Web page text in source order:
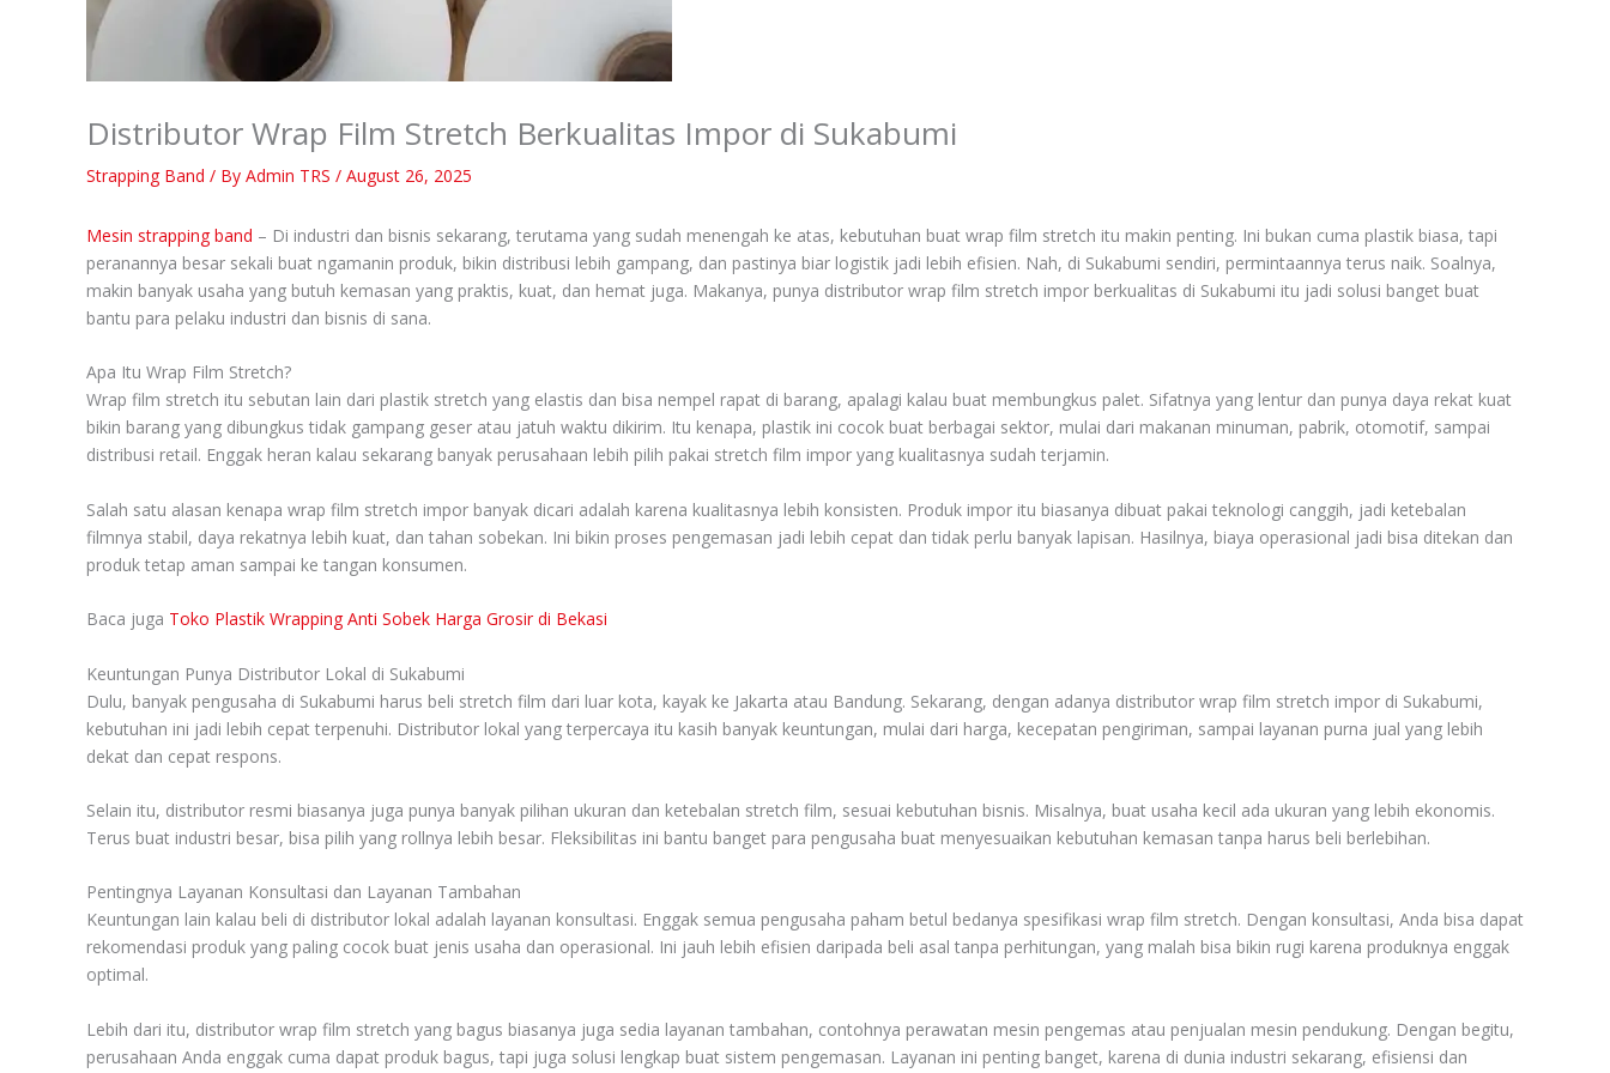
Distributor Wrap Film Stretch Berkualitas Impor di Sukabumi
Strapping Band / By Admin TRS / August 26, 2025
Mesin strapping band – Di industri dan bisnis sekarang, terutama yang sudah menengah ke atas, kebutuhan buat wrap film stretch itu makin penting. Ini bukan cuma plastik biasa, tapi
peranannya besar sekali buat ngamanin produk, bikin distribusi lebih gampang, dan pastinya biar logistik jadi lebih efisien. Nah, di Sukabumi sendiri, permintaannya terus naik. Soalnya,
makin banyak usaha yang butuh kemasan yang praktis, kuat, dan hemat juga. Makanya, punya distributor wrap film stretch impor berkualitas di Sukabumi itu jadi solusi banget buat
bantu para pelaku industri dan bisnis di sana.
Apa Itu Wrap Film Stretch?
Wrap film stretch itu sebutan lain dari plastik stretch yang elastis dan bisa nempel rapat di barang, apalagi kalau buat membungkus palet. Sifatnya yang lentur dan punya daya rekat kuat
bikin barang yang dibungkus tidak gampang geser atau jatuh waktu dikirim. Itu kenapa, plastik ini cocok buat berbagai sektor, mulai dari makanan minuman, pabrik, otomotif, sampai
distribusi retail. Enggak heran kalau sekarang banyak perusahaan lebih pilih pakai stretch film impor yang kualitasnya sudah terjamin.
Salah satu alasan kenapa wrap film stretch impor banyak dicari adalah karena kualitasnya lebih konsisten. Produk impor itu biasanya dibuat pakai teknologi canggih, jadi ketebalan
filmnya stabil, daya rekatnya lebih kuat, dan tahan sobekan. Ini bikin proses pengemasan jadi lebih cepat dan tidak perlu banyak lapisan. Hasilnya, biaya operasional jadi bisa ditekan dan
produk tetap aman sampai ke tangan konsumen.
Baca juga Toko Plastik Wrapping Anti Sobek Harga Grosir di Bekasi
Keuntungan Punya Distributor Lokal di Sukabumi
Dulu, banyak pengusaha di Sukabumi harus beli stretch film dari luar kota, kayak ke Jakarta atau Bandung. Sekarang, dengan adanya distributor wrap film stretch impor di Sukabumi,
kebutuhan ini jadi lebih cepat terpenuhi. Distributor lokal yang terpercaya itu kasih banyak keuntungan, mulai dari harga, kecepatan pengiriman, sampai layanan purna jual yang lebih
dekat dan cepat respons.
Selain itu, distributor resmi biasanya juga punya banyak pilihan ukuran dan ketebalan stretch film, sesuai kebutuhan bisnis. Misalnya, buat usaha kecil ada ukuran yang lebih ekonomis.
Terus buat industri besar, bisa pilih yang rollnya lebih besar. Fleksibilitas ini bantu banget para pengusaha buat menyesuaikan kebutuhan kemasan tanpa harus beli berlebihan.
Pentingnya Layanan Konsultasi dan Layanan Tambahan
Keuntungan lain kalau beli di distributor lokal adalah layanan konsultasi. Enggak semua pengusaha paham betul bedanya spesifikasi wrap film stretch. Dengan konsultasi, Anda bisa dapat
rekomendasi produk yang paling cocok buat jenis usaha dan operasional. Ini jauh lebih efisien daripada beli asal tanpa perhitungan, yang malah bisa bikin rugi karena produknya enggak
optimal.
Lebih dari itu, distributor wrap film stretch yang bagus biasanya juga sedia layanan tambahan, contohnya perawatan mesin pengemas atau penjualan mesin pendukung. Dengan begitu,
perusahaan Anda enggak cuma dapat produk bagus, tapi juga solusi lengkap buat sistem pengemasan. Layanan ini penting banget, karena di dunia industri sekarang, efisiensi dan